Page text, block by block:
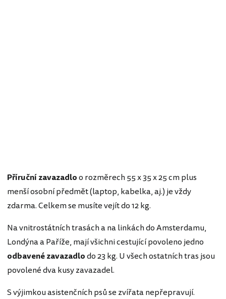
Příruční zavazadloo rozměrech 55 x 35 x 25 cm plus
menší osobní předmět (laptop, kabelka, aj.) je vždy
zdarma. Celkem se musíte vejít do 12 kg.
Na vnitrostátních trasách a na linkách do Amsterdamu,
Londýna a Paříže, mají všichni cestující povoleno jedno
odbavené zavazadlodo 23 kg. U všech ostatních tras jsou
povolené dva kusy zavazadel.
S výjimkou asistenčních psů se zvířata nepřepravují.